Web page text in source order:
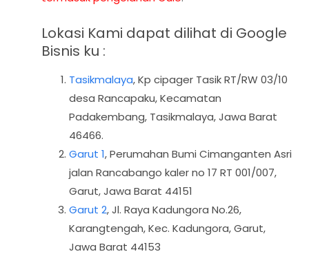
Lokasi Kami dapat dilihat di Google
Bisnis ku :
Tasikmalaya,Kp cipager Tasik RT/RW 03/10
desa Rancapaku, Kecamatan
Padakembang, Tasikmalaya, Jawa Barat
46466.
Garut 1, Perumahan Bumi Cimanganten Asri
jalan Rancabango kaler no 17 RT 001/007,
Garut, Jawa Barat 44151
Garut 2, Jl. Raya Kadungora No.26,
Karangtengah, Kec. Kadungora, Garut,
Jawa Barat 44153